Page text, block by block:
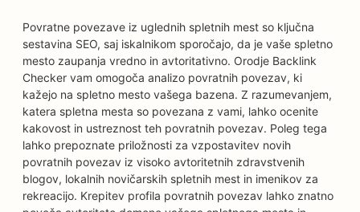
Povratne povezave iz uglednih spletnih mest so ključna
sestavina SEO, saj iskalnikom sporočajo, da je vaše spletno
mesto zaupanja vredno in avtoritativno. Orodje Backlink
Checker vam omogoča analizo povratnih povezav, ki
kažejo na spletno mesto vašega bazena. Z razumevanjem,
katera spletna mesta so povezana z vami, lahko ocenite
kakovost in ustreznost teh povratnih povezav. Poleg tega
lahko prepoznate priložnosti za vzpostavitev novih
povratnih povezav iz visoko avtoritetnih zdravstvenih
blogov, lokalnih novičarskih spletnih mest in imenikov za
rekreacijo. Krepitev profila povratnih povezav lahko znatno